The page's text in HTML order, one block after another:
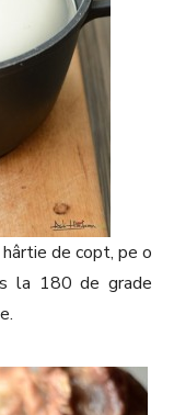
de copt, pe o
la 180 de grade